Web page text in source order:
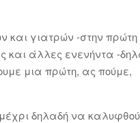
και γιατρών -στην πρώτη
και άλλες ενενήντα -
μια πρώτη, ας πούμε,
δηλαδή να